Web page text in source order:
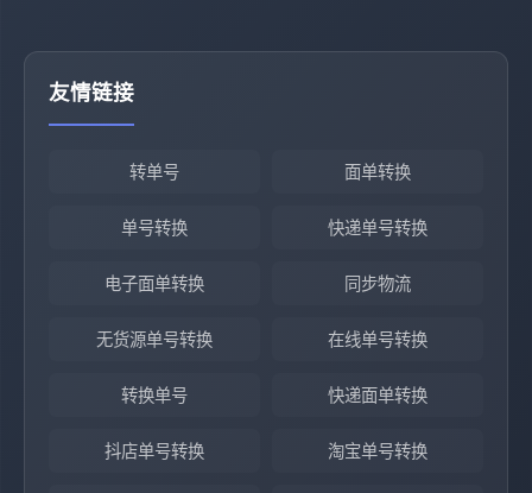
友情链接
转单号 面单转换
单号转换 快递单号转换
电子面单转换 同步物流
无货源单号转换 在线单号转换
转换单号 快递面单转换
抖店单号转换 淘宝单号转换